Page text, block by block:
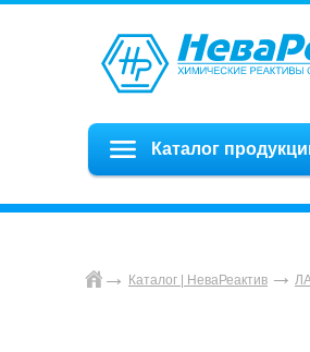
Каталог
Каталог | НеваРеактив